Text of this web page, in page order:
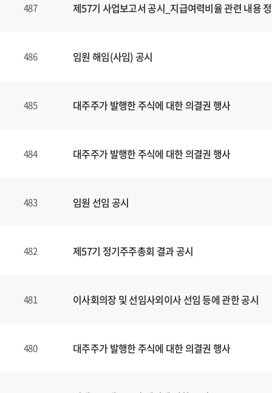
487 제57기 사업보고서 공시_지급여력비율 관련 내용
486 임원 해임(사임) 공시
485 대주주가 발행한 주식에 대한 의결권 행사
484 대주주가 발행한 주식에 대한 의결권 행사
483 임원 선임 공시
482 제57기 정기주주총회 결과 공시
481 이사회의장 및 선임사외이사 선임 등에 관한 공시
480 대주주가 발행한 주식에 대한 의결권 행사